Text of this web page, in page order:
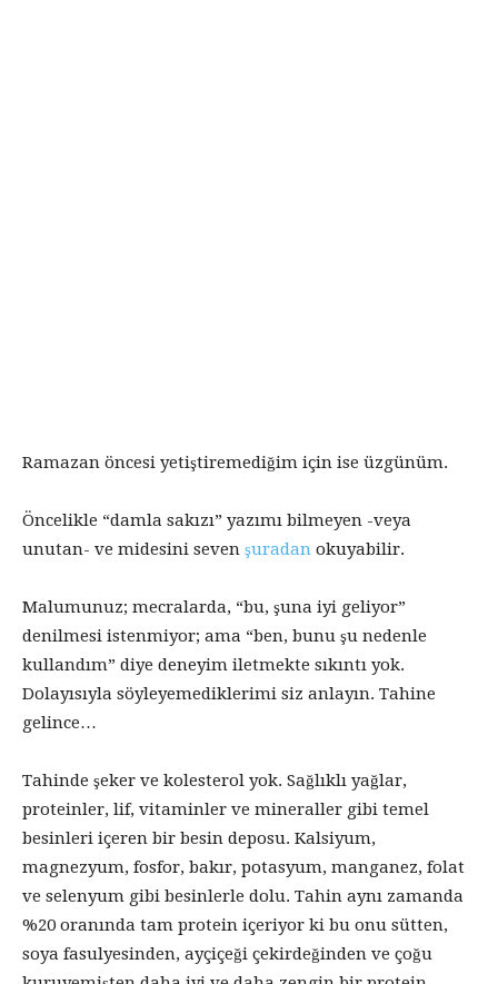
Ramazan öncesi yetiştiremediğim için ise üzgünüm.
Öncelikle “damla sakızı” yazımı bilmeyen -veya
unutan- ve midesini seven şuradan okuyabilir.
Malumunuz; mecralarda, “bu, şuna iyi geliyor”
denilmesi istenmiyor; ama “ben, bunu şu nedenle
kullandım” diye deneyim iletmekte sıkıntı yok.
Dolayısıyla söyleyemediklerimi siz anlayın. Tahine
gelince…
Tahinde şeker ve kolesterol yok. Sağlıklı yağlar,
proteinler, lif, vitaminler ve mineraller gibi temel
besinleri içeren bir besin deposu. Kalsiyum,
magnezyum, fosfor, bakır, potasyum, manganez, folat
ve selenyum gibi besinlerle dolu. Tahin aynı zamanda
%20 oranında tam protein içeriyor ki bu onu sütten,
soya fasulyesinden, ayçiçeği çekirdeğinden ve çoğu